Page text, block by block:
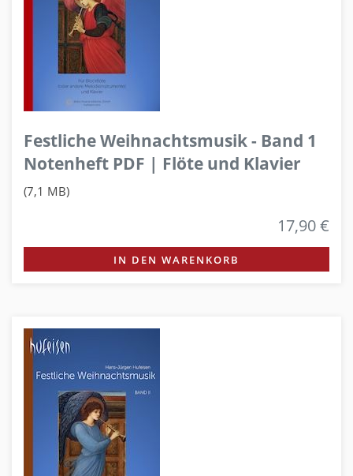
Festliche Weihnachtsmusik - Band 1
Notenheft PDF | Flöte und Klavier
(7,1 MB)
17,90 €
IN DEN WARENKORB